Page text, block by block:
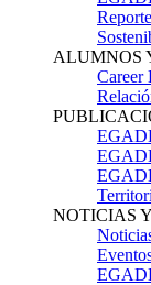
ALUMNOS
Career
NOTICIAS